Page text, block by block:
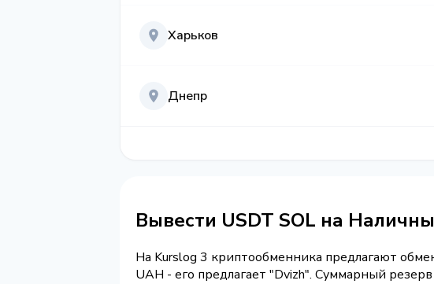
Харьков
Днепр
Вывести USDT SOL на
На Kurslog 3 криптообменника предлагают
UAH - его предлагает "Dvizh". Суммарный резерв